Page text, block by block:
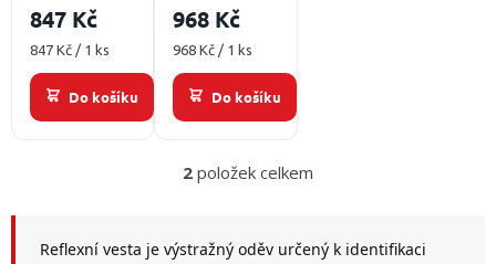
Přihlášení
847 Kč
Měrná
847 Kč / 1 ks
Do košíku
968 Kč
Měrná
968 Kč / 1 ks
Do košíku
O
á
2 položek celkem
Reflexní vesta je výstražný oděv určený k identifikaci